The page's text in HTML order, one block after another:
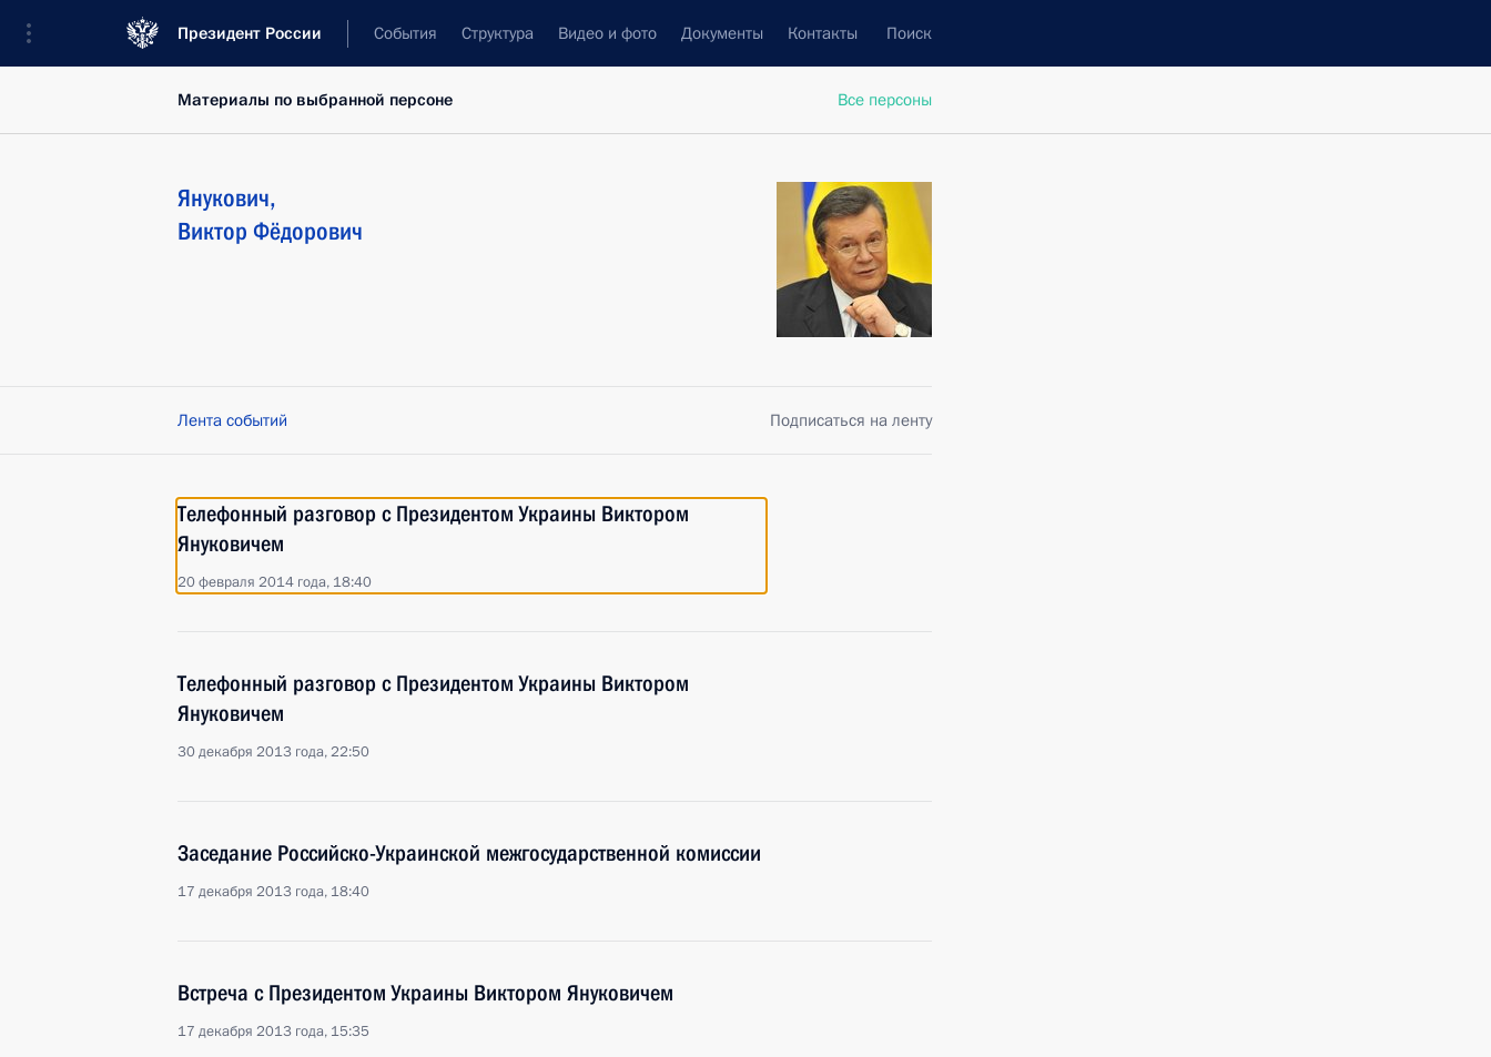
Президент России События Структура Видео и фото Документы Контакты Поиск
Все персоны
Материалы по выбранной персоне
Янукович,
Виктор Фёдорович
Лента событий Подписаться на ленту
Телефонный разговор с Президентом Украины Виктором
Януковичем
20 февраля 2014 года, 18:40
Телефонный разговор с Президентом Украины Виктором
Януковичем
30 декабря 2013 года, 22:50
Заседание Российско-Украинской межгосударственной комиссии
17 декабря 2013 года, 18:40
Встреча с Президентом Украины Виктором Януковичем
17 декабря 2013 года, 15:35